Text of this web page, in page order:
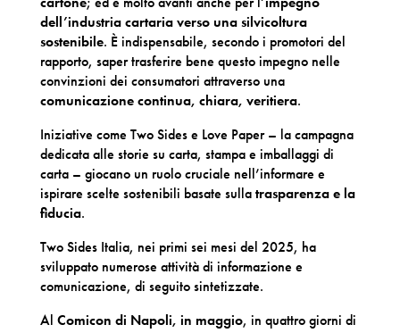
dell’industria cartaria verso una silvicoltura
sostenibile. È indispensabile, secondo i promotori del
rapporto, saper trasferire bene questo impegno nelle
convinzioni dei consumatori attraverso una
comunicazione continua, chiara, veritiera.
Iniziative come Two Sides e Love Paper – la campagna
dedicata alle storie su carta, stampa e imballaggi di
carta – giocano un ruolo cruciale nell’informare e
ispirare scelte sostenibili basate sullatrasparenza e la
fiducia.
Two Sides Italia, nei primi sei mesi del 2025, ha
sviluppato numerose attività di informazione e
comunicazione, di seguito sintetizzate.
Al Comicon di Napoli, in maggio, in quattro giorni di